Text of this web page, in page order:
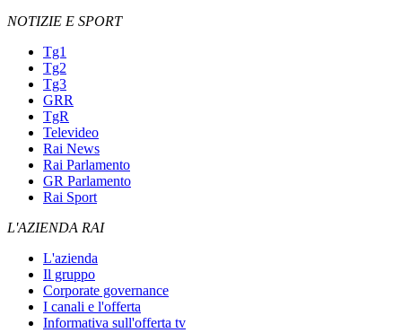
NOTIZIE E SPORT
Tg1
Tg2
Tg3
GRR
TgR
Televideo
Rai News
Rai Parlamento
GR Parlamento
Rai Sport
L'AZIENDA RAI
L'azienda
Il gruppo
Corporate governance
I canali e l'offerta
Informativa sull'offerta tv